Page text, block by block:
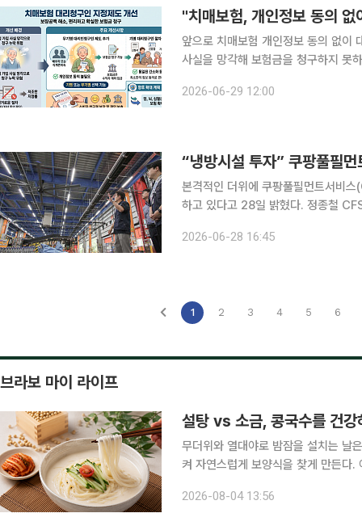
"치매보험, 개인정보 동의
앞으로 치매보험 개인정보 동의 없이
사실을 망각해 보험금을 청구하지 못
따르면 대리청구인의 개인정보 동의
2026-06-29 12:00
“냉방시설 투자” 쿠팡풀필
본격적인 더위에 쿠팡풀필먼트서비
하고 있다고 28일 밝혔다. 정종철 CFS 대표는 25일 이천2센터에 이어 26일 인천4센터를 방문해
2026-06-28 16:45
1 2 3 4 5 6
브라보 마이 라이프
설탕 vs 소금, 콩국수를 건강
무더위와 열대야로 밤잠을 설치는 날
켜 자연스럽게 보양식을 찾게 만든다. 여름 보양식이라 하면 삼계탕이 가장 먼저 떠오르지만, 시원
는 음식이 아니라 풍부한 영양과 한의
2026-08-04 13:56